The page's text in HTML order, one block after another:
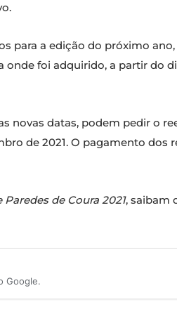
para a edição do próximo
foi adquirido, a partir do
novas datas, podem pedir o
de 2021. O pagamento dos
Paredes de Coura 2021, saibam
Google.